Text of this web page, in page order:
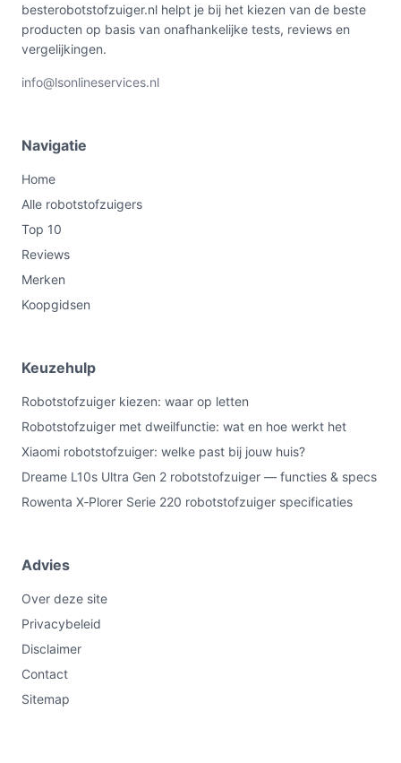
besterobotstofzuiger.nl helpt je bij het kiezen van de beste
producten op basis van onafhankelijke tests, reviews en
vergelijkingen.
info@lsonlineservices.nl
Navigatie
Home
Alle robotstofzuigers
Top 10
Reviews
Merken
Koopgidsen
Keuzehulp
Robotstofzuiger kiezen: waar op letten
Robotstofzuiger met dweilfunctie: wat en hoe werkt het
Xiaomi robotstofzuiger: welke past bij jouw huis?
Dreame L10s Ultra Gen 2 robotstofzuiger — functies & specs
Rowenta X‑Plorer Serie 220 robotstofzuiger specificaties
Advies
Over deze site
Privacybeleid
Disclaimer
Contact
Sitemap